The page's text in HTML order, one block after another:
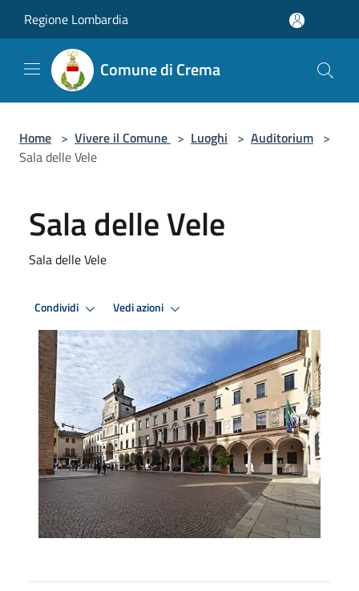
Regione Lombardia
Comune di Crema
Home > Vivere il Comune > Luoghi > Auditorium >
Sala delle Vele
Sala delle Vele
Sala delle Vele
Condividi Vedi azioni